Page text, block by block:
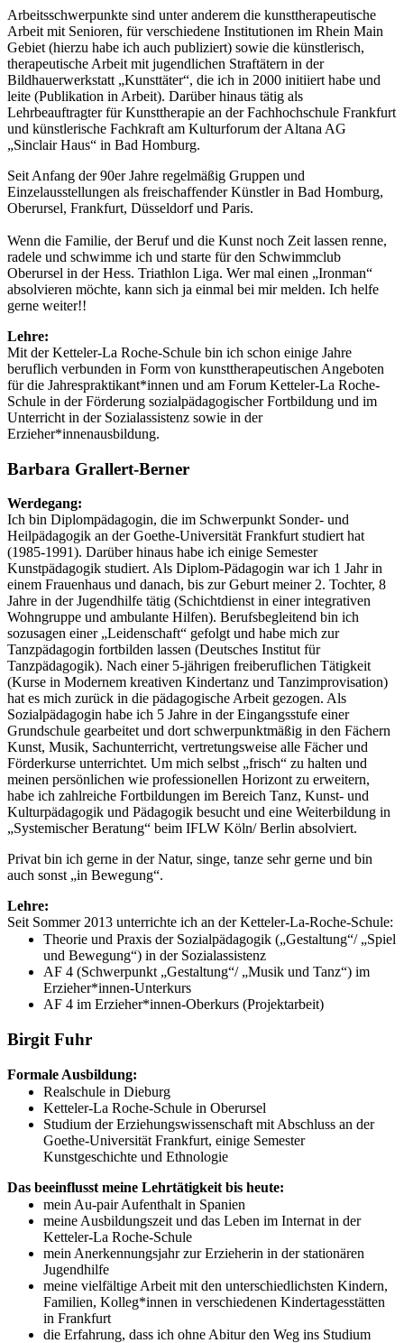
Arbeitsschwerpunkte sind unter anderem die kunsttherapeutische
Arbeit mit Senioren, für verschiedene Institutionen im Rhein Main
Gebiet (hierzu habe ich auch publiziert) sowie die künstlerisch,
therapeutische Arbeit mit jugendlichen Straftätern in der
Bildhauerwerkstatt „Kunsttäter“, die ich in 2000 initiiert habe und
leite (Publikation in Arbeit). Darüber hinaus tätig als
Lehrbeauftragter für Kunsttherapie an der Fachhochschule Frankfurt
und künstlerische Fachkraft am Kulturforum der Altana AG
„Sinclair Haus“ in Bad Homburg.
Seit Anfang der 90er Jahre regelmäßig Gruppen und
Einzelausstellungen als freischaffender Künstler in Bad Homburg,
Oberursel, Frankfurt, Düsseldorf und Paris.
Wenn die Familie, der Beruf und die Kunst noch Zeit lassen renne,
radele und schwimme ich und starte für den Schwimmclub
Oberursel in der Hess. Triathlon Liga. Wer mal einen „Ironman“
absolvieren möchte, kann sich ja einmal bei mir melden. Ich helfe
gerne weiter!!
Lehre:
Mit der Ketteler-La Roche-Schule bin ich schon einige Jahre
beruflich verbunden in Form von kunsttherapeutischen Angeboten
für die Jahrespraktikant*innen und am Forum Ketteler-La Roche-
Schule in der Förderung sozialpädagogischer Fortbildung und im
Unterricht in der Sozialassistenz sowie in der
Erzieher*innenausbildung.
Barbara Grallert-Berner
Werdegang:
Ich bin Diplompädagogin, die im Schwerpunkt Sonder- und
Heilpädagogik an der Goethe-Universität Frankfurt studiert hat
(1985-1991). Darüber hinaus habe ich einige Semester
Kunstpädagogik studiert. Als Diplom-Pädagogin war ich 1 Jahr in
einem Frauenhaus und danach, bis zur Geburt meiner 2. Tochter, 8
Jahre in der Jugendhilfe tätig (Schichtdienst in einer integrativen
Wohngruppe und ambulante Hilfen). Berufsbegleitend bin ich
sozusagen einer „Leidenschaft“ gefolgt und habe mich zur
Tanzpädagogin fortbilden lassen (Deutsches Institut für
Tanzpädagogik). Nach einer 5-jährigen freiberuflichen Tätigkeit
(Kurse in Modernem kreativen Kindertanz und Tanzimprovisation)
hat es mich zurück in die pädagogische Arbeit gezogen. Als
Sozialpädagogin habe ich 5 Jahre in der Eingangsstufe einer
Grundschule gearbeitet und dort schwerpunktmäßig in den Fächern
Kunst, Musik, Sachunterricht, vertretungsweise alle Fächer und
Förderkurse unterrichtet. Um mich selbst „frisch“ zu halten und
meinen persönlichen wie professionellen Horizont zu erweitern,
habe ich zahlreiche Fortbildungen im Bereich Tanz, Kunst- und
Kulturpädagogik und Pädagogik besucht und eine Weiterbildung in
„Systemischer Beratung“ beim IFLW Köln/ Berlin absolviert.
Privat bin ich gerne in der Natur, singe, tanze sehr gerne und bin
auch sonst „in Bewegung“.
Lehre:
Seit Sommer 2013 unterrichte ich an der Ketteler-La-Roche-Schule:
Theorie und Praxis der Sozialpädagogik („Gestaltung“/ „Spiel
und Bewegung“) in der Sozialassistenz
AF 4 (Schwerpunkt „Gestaltung“/ „Musik und Tanz“) im
Erzieher*innen-Unterkurs
AF 4 im Erzieher*innen-Oberkurs (Projektarbeit)
Birgit Fuhr
Formale Ausbildung:
Realschule in Dieburg
Ketteler-La Roche-Schule in Oberursel
Studium der Erziehungswissenschaft mit Abschluss an der
Goethe-Universität Frankfurt, einige Semester
Kunstgeschichte und Ethnologie
Das beeinflusst meine Lehrtätigkeit bis heute:
mein Au-pair Aufenthalt in Spanien
meine Ausbildungszeit und das Leben im Internat in der
Ketteler-La Roche-Schule
mein Anerkennungsjahr zur Erzieherin in der stationären
Jugendhilfe
meine vielfältige Arbeit mit den unterschiedlichsten Kindern,
Familien, Kolleg*innen in verschiedenen Kindertagesstätten
in Frankfurt
die Erfahrung, dass ich ohne Abitur den Weg ins Studium